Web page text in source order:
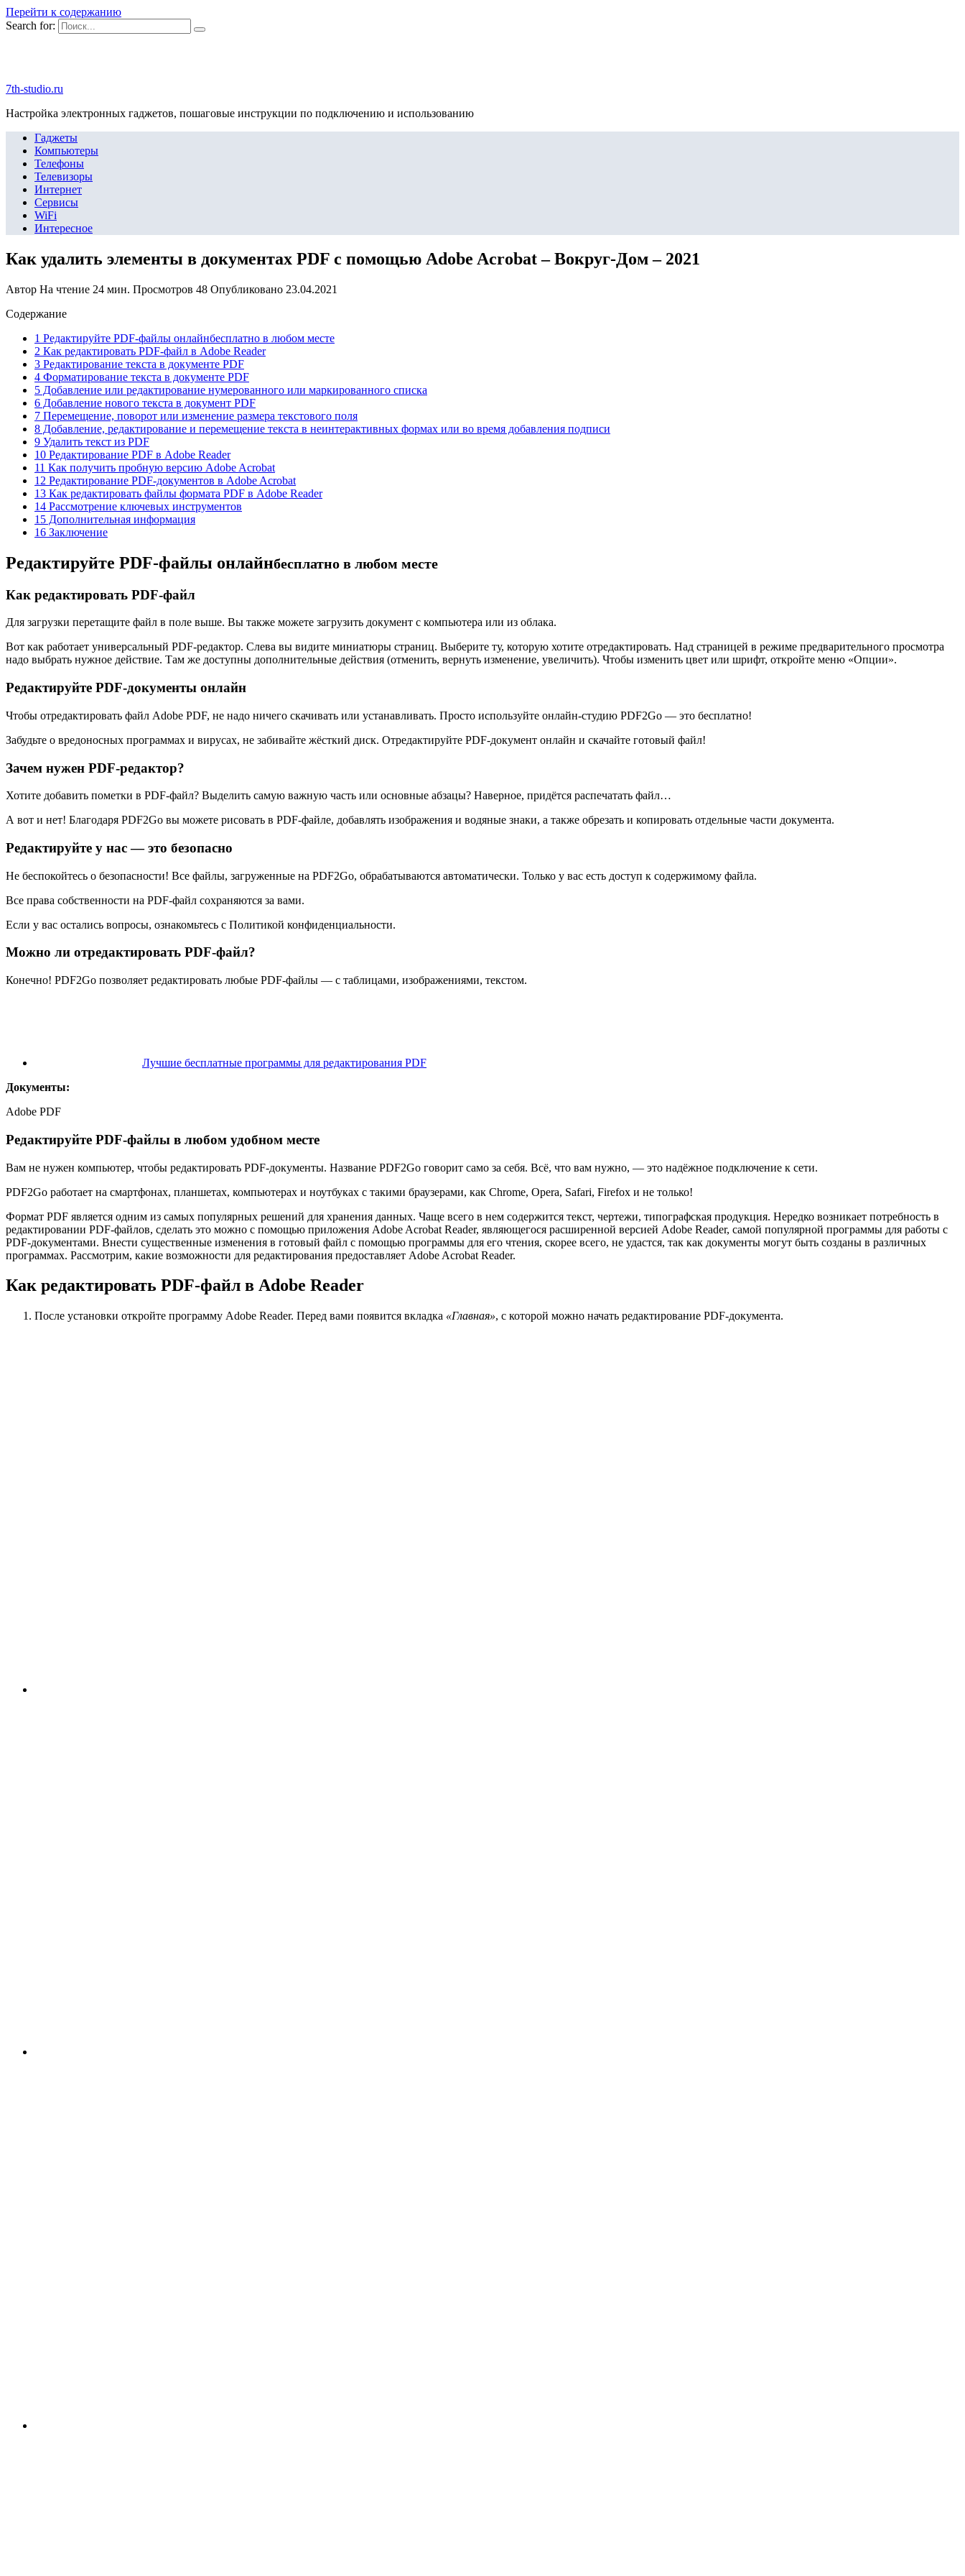
Перейти к содержанию
Search for:
7th-studio.ru
Настройка электронных гаджетов, пошаговые инструкции по подключению и использованию
Гаджеты
Компьютеры
Телефоны
Телевизоры
Интернет
Сервисы
WiFi
Интересное
Как удалить элементы в документах PDF с помощью Adobe Acrobat – Вокруг-Дом – 2021
Автор На чтение 24 мин. Просмотров 48 Опубликовано 23.04.2021
Содержание
1 Редактируйте PDF-файлы онлайнбесплатно в любом месте
2 Как редактировать PDF-файл в Adobe Reader
3 Редактирование текста в документе PDF
4 Форматирование текста в документе PDF
5 Добавление или редактирование нумерованного или маркированного списка
6 Добавление нового текста в документ PDF
7 Перемещение, поворот или изменение размера текстового поля
8 Добавление, редактирование и перемещение текста в неинтерактивных формах или во время добавления подписи
9 Удалить текст из PDF
10 Редактирование PDF в Adobe Reader
11 Как получить пробную версию Adobe Acrobat
12 Редактирование PDF-документов в Adobe Acrobat
13 Как редактировать файлы формата PDF в Adobe Reader
14 Рассмотрение ключевых инструментов
15 Дополнительная информация
16 Заключение
Редактируйте PDF-файлы онлайнбесплатно в любом месте
Как редактировать PDF-файл
Для загрузки перетащите файл в поле выше. Вы также можете загрузить документ с компьютера или из облака.
Вот как работает универсальный PDF-редактор. Слева вы видите миниатюры страниц. Выберите ту, которую хотите отредактировать. Над страницей в режиме предварительного просмотра
надо выбрать нужное действие. Там же доступны дополнительные действия (отменить, вернуть изменение, увеличить). Чтобы изменить цвет или шрифт, откройте меню «Опции».
Редактируйте PDF-документы онлайн
Чтобы отредактировать файл Adobe PDF, не надо ничего скачивать или устанавливать. Просто используйте онлайн-студию PDF2Go — это бесплатно!
Забудьте о вредоносных программах и вирусах, не забивайте жёсткий диск. Отредактируйте PDF-документ онлайн и скачайте готовый файл!
Зачем нужен PDF-редактор?
Хотите добавить пометки в PDF-файл? Выделить самую важную часть или основные абзацы? Наверное, придётся распечатать файл…
А вот и нет! Благодаря PDF2Go вы можете рисовать в PDF-файле, добавлять изображения и водяные знаки, а также обрезать и копировать отдельные части документа.
Редактируйте у нас — это безопасно
Не беспокойтесь о безопасности! Все файлы, загруженные на PDF2Go, обрабатываются автоматически. Только у вас есть доступ к содержимому файла.
Все права собственности на PDF-файл сохраняются за вами.
Если у вас остались вопросы, ознакомьтесь с Политикой конфиденциальности.
Можно ли отредактировать PDF-файл?
Конечно! PDF2Go позволяет редактировать любые PDF-файлы — с таблицами, изображениями, текстом.
Лучшие бесплатные программы для редактирования PDF
Документы:
Adobe PDF
Редактируйте PDF-файлы в любом удобном месте
Вам не нужен компьютер, чтобы редактировать PDF-документы. Название PDF2Go говорит само за себя. Всё, что вам нужно, — это надёжное подключение к сети.
PDF2Go работает на смартфонах, планшетах, компьютерах и ноутбуках с такими браузерами, как Chrome, Opera, Safari, Firefox и не только!
Формат PDF является одним из самых популярных решений для хранения данных. Чаще всего в нем содержится текст, чертежи, типографская продукция. Нередко возникает потребность в
редактировании PDF-файлов, сделать это можно с помощью приложения Adobe Acrobat Reader, являющегося расширенной версией Adobe Reader, самой популярной программы для работы с
PDF-документами. Внести существенные изменения в готовый файл с помощью программы для его чтения, скорее всего, не удастся, так как документы могут быть созданы в различных
программах. Рассмотрим, какие возможности для редактирования предоставляет Adobe Acrobat Reader.
Как редактировать PDF-файл в Adobe Reader
После установки откройте программу Adobe Reader. Перед вами появится вкладка «Главная», с которой можно начать редактирование PDF-документа.